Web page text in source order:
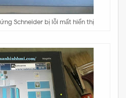
Schneider bị lỗi mất hiển thị